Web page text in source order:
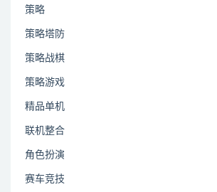
策略
策略塔防
策略战棋
策略游戏
精品单机
联机整合
角色扮演
赛车竞技